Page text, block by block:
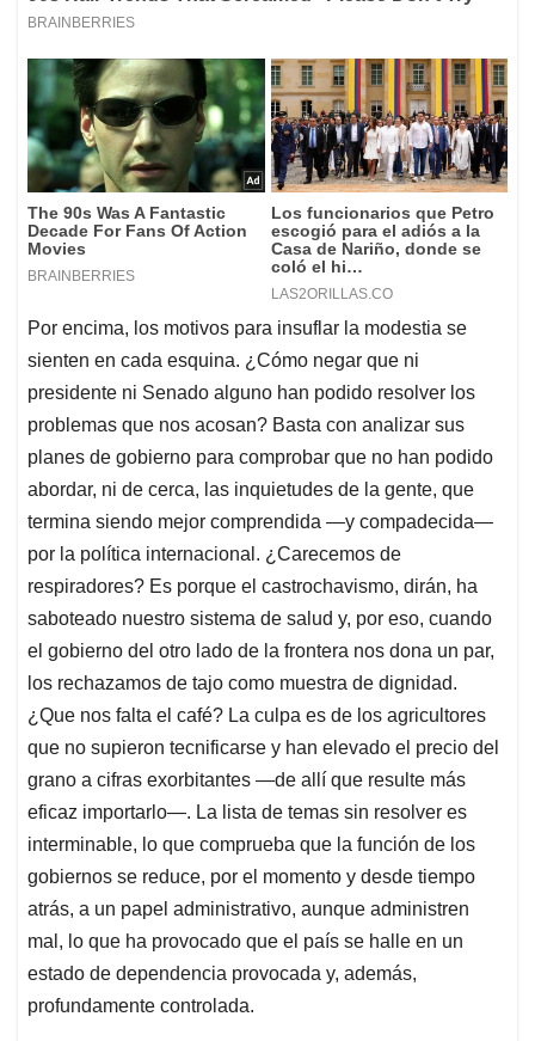
Por encima, los motivos para insuflar la modestia se
sienten en cada esquina. ¿Cómo negar que ni
presidente ni Senado alguno han podido resolver los
problemas que nos acosan? Basta con analizar sus
planes de gobierno para comprobar que no han podido
abordar, ni de cerca, las inquietudes de la gente, que
termina siendo mejor comprendida —y compadecida—
por la política internacional. ¿Carecemos de
respiradores? Es porque el castrochavismo, dirán, ha
saboteado nuestro sistema de salud y, por eso, cuando
el gobierno del otro lado de la frontera nos dona un par,
los rechazamos de tajo como muestra de dignidad.
¿Que nos falta el café? La culpa es de los agricultores
que no supieron tecnificarse y han elevado el precio del
grano a cifras exorbitantes —de allí que resulte más
eficaz importarlo—. La lista de temas sin resolver es
interminable, lo que comprueba que la función de los
gobiernos se reduce, por el momento y desde tiempo
atrás, a un papel administrativo, aunque administren
mal, lo que ha provocado que el país se halle en un
estado de dependencia provocada y, además,
profundamente controlada.